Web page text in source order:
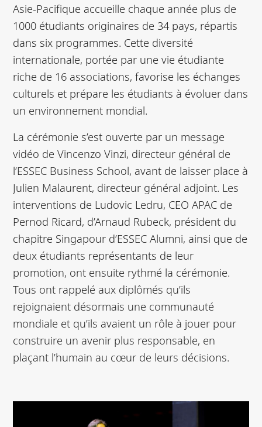
Asie-Pacifique accueille chaque année plus de
1000 étudiants originaires de 34 pays, répartis
dans six programmes. Cette diversité
internationale, portée par une vie étudiante
riche de 16 associations, favorise les échanges
culturels et prépare les étudiants à évoluer dans
un environnement mondial.
La cérémonie s’est ouverte par un message
vidéo de Vincenzo Vinzi, directeur général de
l’ESSEC Business School, avant de laisser place à
Julien Malaurent, directeur général adjoint. Les
interventions de Ludovic Ledru, CEO APAC de
Pernod Ricard, d’Arnaud Rubeck, président du
chapitre Singapour d’ESSEC Alumni, ainsi que de
deux étudiants représentants de leur
promotion, ont ensuite rythmé la cérémonie.
Tous ont rappelé aux diplômés qu’ils
rejoignaient désormais une communauté
mondiale et qu’ils avaient un rôle à jouer pour
construire un avenir plus responsable, en
plaçant l’humain au cœur de leurs décisions.